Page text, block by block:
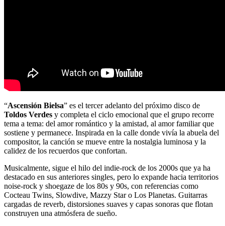
“Ascensión Bielsa” es el tercer adelanto del próximo disco de
Toldos Verdes y completa el ciclo emocional que el grupo recorre
tema a tema: del amor romántico y la amistad, al amor familiar que
sostiene y permanece. Inspirada en la calle donde vivía la abuela del
compositor, la canción se mueve entre la nostalgia luminosa y la
calidez de los recuerdos que confortan.
Musicalmente, sigue el hilo del indie-rock de los 2000s que ya ha
destacado en sus anteriores singles, pero lo expande hacia territorios
noise-rock y shoegaze de los 80s y 90s, con referencias como
Cocteau Twins, Slowdive, Mazzy Star o Los Planetas. Guitarras
cargadas de reverb, distorsiones suaves y capas sonoras que flotan
construyen una atmósfera de sueño.